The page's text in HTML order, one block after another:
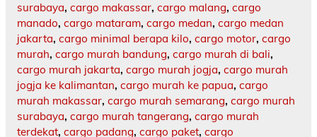
surabaya, cargo makassar, cargo malang, cargo
manado, cargo mataram, cargo medan, cargo medan
jakarta, cargo minimal berapa kilo, cargo motor, cargo
murah, cargo murah bandung, cargo murah di bali,
cargo murah jakarta, cargo murah jogja, cargo murah
jogja ke kalimantan, cargo murah ke papua, cargo
murah makassar, cargo murah semarang, cargo murah
surabaya, cargo murah tangerang, cargo murah
terdekat, cargo padang, cargo paket, cargo